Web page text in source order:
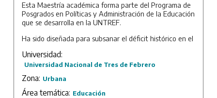
Esta Maestría académica forma parte del Programa de
Posgrados en Políticas y Administración de la Educación
que se desarrolla en la UNTREF.
Ha sido diseñada para subsanar el déficit histórico en el
y la administración de la educación: la falta de estudios
y trabajos sobre esta temática y la limitada formación
académica y profesional de quienes desempeñan
funciones de diseño, planificación y ejecución de
políticas educativas y de administración y gestión de la
Universidad:
Universidad Nacional de Tres de Febrero
Zona: Urbana
Área temática: Educación